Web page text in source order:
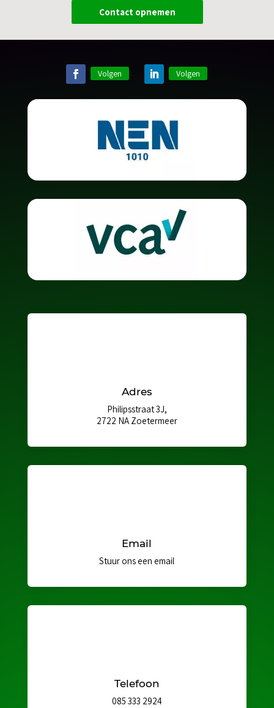
Contact opnemen
Volgen Volgen
Adres
Philipsstraat 3J,
2722 NA Zoetermeer
Email
Stuur ons een email
Telefoon
085 333 2924